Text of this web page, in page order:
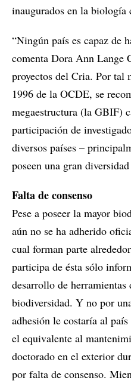
inaugurados en la biología
“Ningún país es capaz de
comenta Dora Ann Lange
proyectos del Cria. Por tal
1996 de la OCDE, se
megaestructura (la GBIF)
participación de
diversos países –
poseen una gran
Falta de consenso
Pese a poseer la mayor
aún no se ha adherido
cual forman parte
participa de ésta sólo
desarrollo de
biodiversidad. Y no por
adhesión le costaría al
el equivalente al
doctorado en el exterior
por falta de consenso.